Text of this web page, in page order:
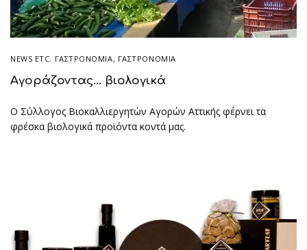
NEWS ETC. ΓΑΣΤΡΟΝΟΜΊΑ, ΓΑΣΤΡΟΝΟΜΙΑ
Αγοράζοντας… βιολογικά
Ο Σύλλογος Βιοκαλλιεργητών Αγορών Αττικής φέρνει τα
φρέσκα βιολογικά προϊόντα κοντά μας.